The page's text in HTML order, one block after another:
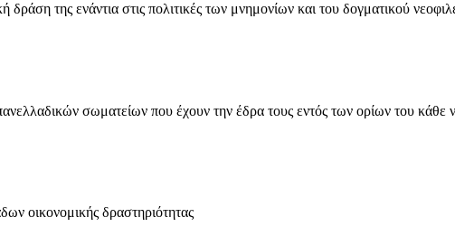
της ενάντια στις πολιτικές των μνημονίων και του δογματικού
σωματείων που έχουν την έδρα τους εντός των ορίων του κάθε
οικονομικής δραστηριότητας